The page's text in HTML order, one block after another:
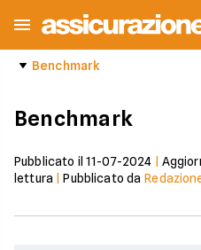
Benchmark
Benchmark
Pubblicato il 11-07-2024
lettura |Pubblicato da